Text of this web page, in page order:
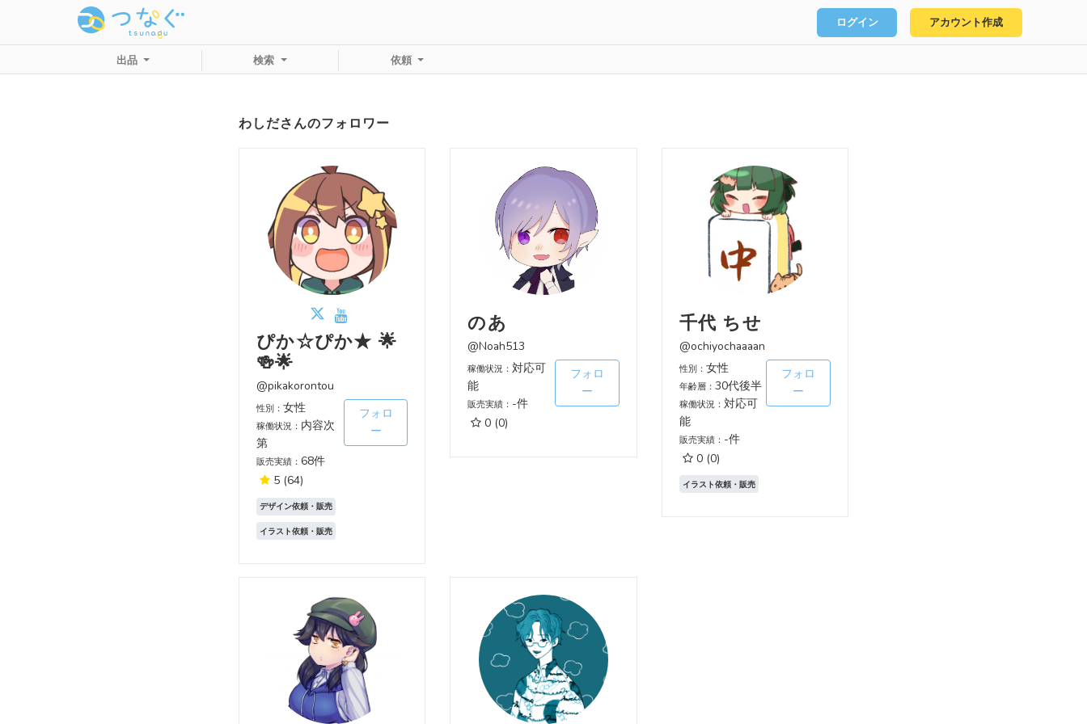
ログイン アカウント作成
出品 検索 依頼
わしださんのフォロワー
ぴか☆ぴか★ 🌟
🍻🌟
@pikakorontou
性別： 女性
稼働状況： 内容次
第
販売実績： 68件
5 (64)
フォロ
ー
デザイン依頼・販売
イラスト依頼・販売
のあ
@Noah513
稼働状況：対応可
能
販売実績： -件
0 (0)
フォロ
ー
千代 ちせ
@ochiyochaaaan
性別： 女性
年齢層： 30代後半
稼働状況： 対応可
能
販売実績： -件
0 (0)
フォロ
ー
イラスト依頼・販売